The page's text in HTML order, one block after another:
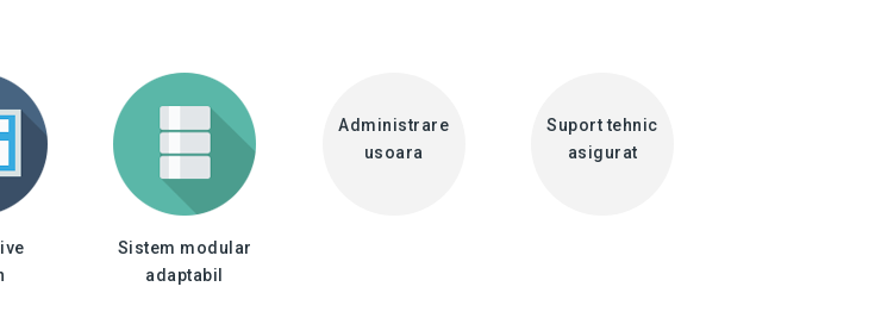
Sistem modular
adaptabil
Administrare
usoara
Suport tehnic
asigurat